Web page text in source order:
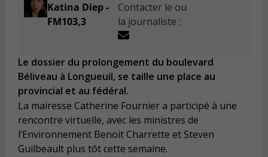
Katina Diep -
FM103,3
Contacter le ou
la journaliste :
Le dossier du prolongement du boulevard
Béliveau à Longueuil, se taille une place au
provincial et au fédéral.
La mairesse Catherine Fournier a participé à une
rencontre virtuelle, avec les ministres de
l’Environnement Benoit Charrette et Steven
Guilbeault plus tôt cette semaine.